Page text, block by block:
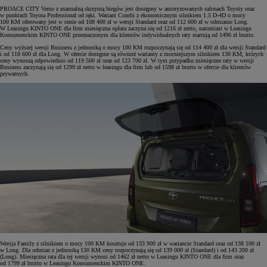
PROACE CITY Verso z manualną skrzynią biegów jest dostępny w autoryzowanych salonach Toyoty oraz
w punktach Toyota Professional od ręki. Wariant Combi z ekonomicznym silnikiem 1.5 D-4D o mocy
100 KM oferowany jest w cenie od 108 400 zł w wersji Standard oraz od 112 600 zł w odmianie Long.
W Leasingu KINTO ONE dla firm miesięczna opłata zaczyna się od 1216 zł netto, natomiast w Leasingu
Konsumenckim KINTO ONE przeznaczonym dla klientów indywidualnych raty startują od 1496 zł brutto.
Ceny wyższej wersji Business z jednostką o mocy 100 KM rozpoczynają się od 114 400 zł dla wersji Standard
i od 118 600 zł dla Long. W ofercie dostępne są również warianty z mocniejszym silnikiem 130 KM, których
ceny wynoszą odpowiednio od 119 500 zł oraz od 123 700 zł. W tym przypadku miesięczne raty w wersji
Business zaczynają się od 1299 zł netto w leasingu dla firm lub od 1598 zł brutto w ofercie dla klientów
prywatnych.
Wersja Family z silnikiem o mocy 100 KM kosztuje od 133 900 zł w wariancie Standard oraz od 138 100 zł
w Long. Dla odmian z jednostką 130 KM ceny rozpoczynają się od 139 000 zł (Standard) i od 143 200 zł
(Long). Miesięczna rata dla tej wersji wynosi od 1462 zł netto w Leasingu KINTO ONE dla firm oraz
od 1799 zł brutto w Leasingu Konsumenckim KINTO ONE.